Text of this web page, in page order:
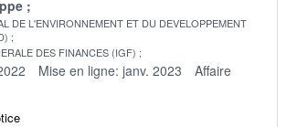
DE L'ENVIRONNEMENT ET DU DEVELOPPEMENT
DES FINANCES (IGF)
Mise en ligne: janv. 2023
Affaire